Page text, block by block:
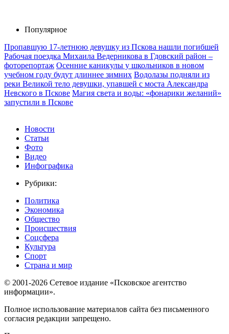
Популярное
Пропавшую 17-летнюю девушку из Пскова нашли погибшей
Рабочая поездка Михаила Ведерникова в Гдовский район –
фоторепортаж Осенние каникулы у школьников в новом
учебном году будут длиннее зимних Водолазы подняли из
реки Великой тело девушки, упавшей с моста Александра
Невского в Пскове Магия света и воды: «фонарики желаний»
запустили в Пскове
Новости
Статьи
Фото
Видео
Инфографика
Рубрики:
Политика
Экономика
Общество
Происшествия
Соцсфера
Культура
Спорт
Страна и мир
© 2001-2026 Сетевое издание «Псковское агентство
информации».
Полное использование материалов сайта без письменного
согласия редакции запрещено.